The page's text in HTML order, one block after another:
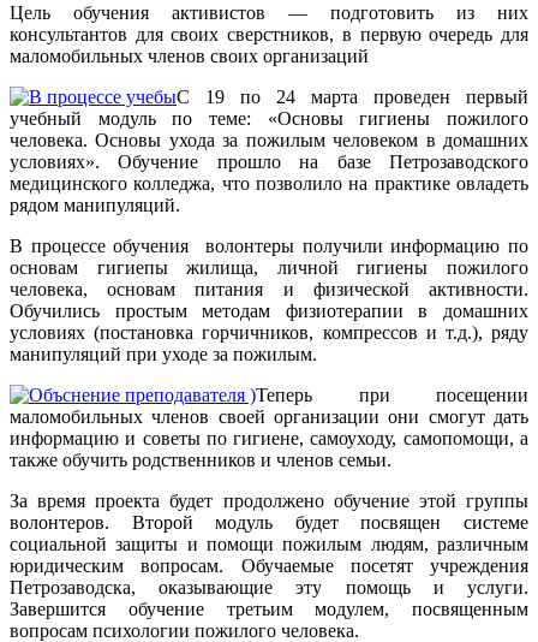
Цель обучения активистов — подготовить из них
консультантов для своих сверстников, в первую очередь для
маломобильных членов своих организаций
С 19 по 24 марта проведен первый
учебный модуль по теме: «Основы гигиены пожилого
человека. Основы ухода за пожилым человеком в домашних
условиях». Обучение прошло на базе Петрозаводского
медицинского колледжа, что позволило на практике овладеть
рядом манипуляций.
В процессе обучения волонтеры получили информацию по
основам гигиепы жилища, личной гигиены пожилого
человека, основам питания и физической активности.
Обучились простым методам физиотерапии в домашних
условиях (постановка горчичников, компрессов и т.д.), ряду
манипуляций при уходе за пожилым.
Теперь при посещении
маломобильных членов своей организации они смогут дать
информацию и советы по гигиене, самоуходу, самопомощи, а
также обучить родственников и членов семьи.
За время проекта будет продолжено обучение этой группы
волонтеров. Второй модуль будет посвящен системе
социальной защиты и помощи пожилым людям, различным
юридическим вопросам. Обучаемые посетят учреждения
Петрозаводска, оказывающие эту помощь и услуги.
Завершится обучение третьим модулем, посвященным
вопросам психологии пожилого человека.